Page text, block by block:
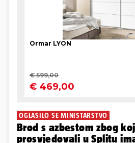
OGLASILO SE MINISTARSTVO
Brod s azbestom zbog
prosvjedovali u Splitu